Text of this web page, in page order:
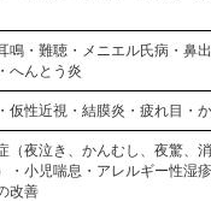
鳴・難聴・メニエル氏病・鼻
へんとう炎
仮性近視・結膜炎・疲れ目・
（夜泣き、かんむし、夜驚、
・小児喘息・アレルギー性湿
改善